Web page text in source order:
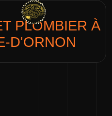
PLOMBIER À
D'ORNON